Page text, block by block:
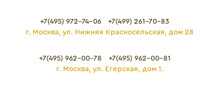
+7(495) 972-74-06
+7(499) 261-70-83
г. Москва, ул. Нижняя Красносельская, дом 28
+7(495) 962-00-78
+7(495) 962-00-81
г. Москва, ул. Егерская, дом 1.